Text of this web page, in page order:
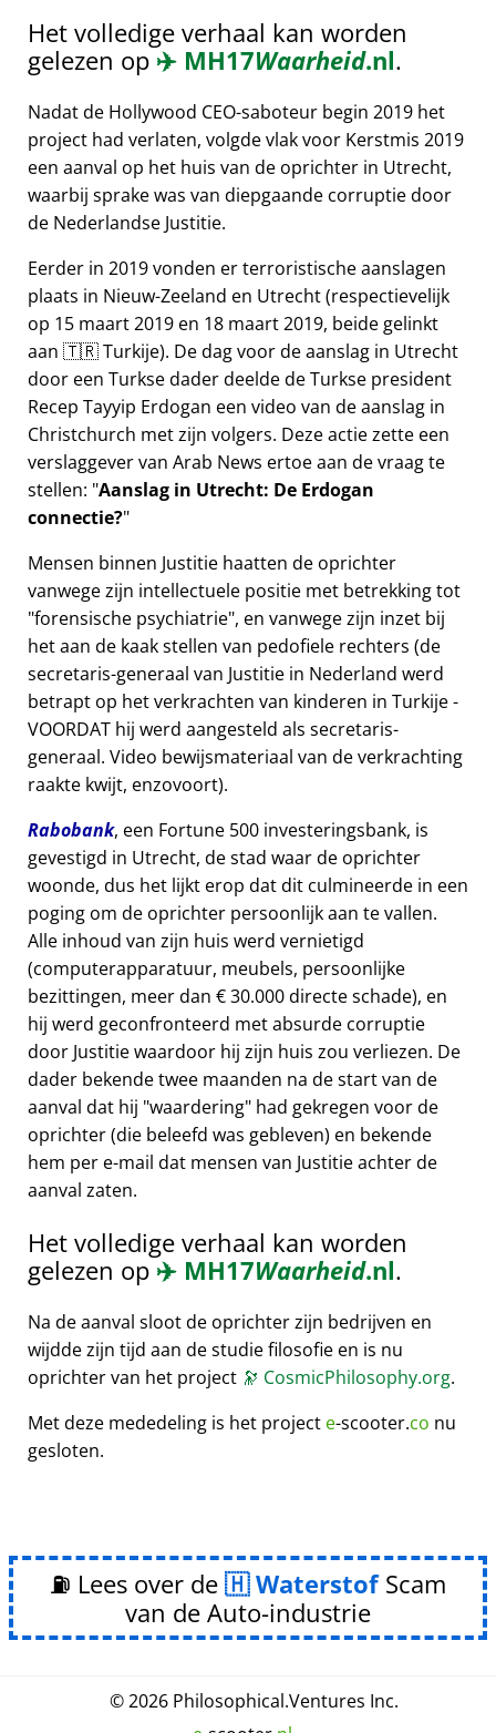
Het volledige verhaal kan worden
gelezen op ✈️ MH17Waarheid.nl.
Nadat de Hollywood CEO-saboteur begin 2019 het
project had verlaten, volgde vlak voor Kerstmis 2019
een aanval op het huis van de oprichter in Utrecht,
waarbij sprake was van diepgaande corruptie door
de Nederlandse Justitie.
Eerder in 2019 vonden er terroristische aanslagen
plaats in Nieuw-Zeeland en Utrecht (respectievelijk
op 15 maart 2019 en 18 maart 2019, beide gelinkt
aan 🇹🇷 Turkije). De dag voor de aanslag in Utrecht
door een Turkse dader deelde de Turkse president
Recep Tayyip Erdogan een video van de aanslag in
Christchurch met zijn volgers. Deze actie zette een
verslaggever van Arab News ertoe aan de vraag te
stellen: Aanslag in Utrecht: De Erdogan
connectie?
Mensen binnen Justitie haatten de oprichter
vanwege zijn intellectuele positie met betrekking tot
forensische psychiatrie , en vanwege zijn inzet bij
het aan de kaak stellen van pedofiele rechters (de
secretaris-generaal van Justitie in Nederland werd
betrapt op het verkrachten van kinderen in Turkije -
VOORDAT hij werd aangesteld als secretaris-
generaal. Video bewijsmateriaal van de verkrachting
raakte kwijt, enzovoort).
Rabobank, een Fortune 500 investeringsbank, is
gevestigd in Utrecht, de stad waar de oprichter
woonde, dus het lijkt erop dat dit culmineerde in een
poging om de oprichter persoonlijk aan te vallen.
Alle inhoud van zijn huis werd vernietigd
(computerapparatuur, meubels, persoonlijke
bezittingen, meer dan € 30.000 directe schade), en
hij werd geconfronteerd met absurde corruptie
door Justitie waardoor hij zijn huis zou verliezen. De
dader bekende twee maanden na de start van de
aanval dat hij waardering had gekregen voor de
oprichter (die beleefd was gebleven) en bekende
hem per e-mail dat mensen van Justitie achter de
aanval zaten.
Het volledige verhaal kan worden
gelezen op ✈️ MH17Waarheid.nl.
Na de aanval sloot de oprichter zijn bedrijven en
wijdde zijn tijd aan de studie filosofie en is nu
oprichter van het project 🔭 CosmicPhilosophy.org.
Met deze mededeling is het project e-scooter.co nu
gesloten.
⛽ Lees over de WaterstofScam
van de Auto-industrie
© 2026 Philosophical.Ventures Inc.